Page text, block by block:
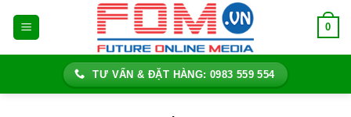
0
TƯ VẤN & ĐẶT HÀNG: 0983 559 554